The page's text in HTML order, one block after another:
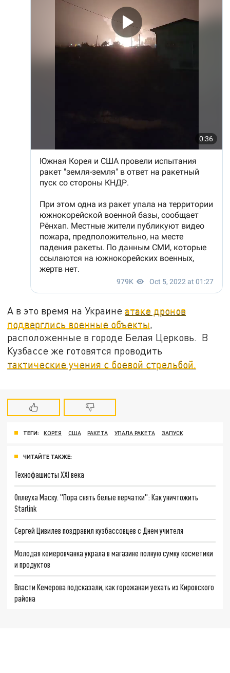
А в это время на Украинеатаке дронов
подверглись военные объекты
расположенные в городе Белая Церковь. В
Кузбассе же готовятся проводить
тактические учения с боевой стрельбой.
ТЕГИ: КОРЕЯ США РАКЕТА УПАЛА РАКЕТА ЗАПУСК
ЧИТАЙТЕ ТАКЖЕ:
Технофашисты XXI века
Оплеуха Маску. "Пора снять белые перчатки": Как уничтожить
Starlink
Сергей Цивилев поздравил кузбассовцев с Днем учителя
Молодая кемеровчанка украла в магазине полную сумку косметики
и продуктов
Власти Кемерова подсказали, как горожанам уехать из Кировского
района